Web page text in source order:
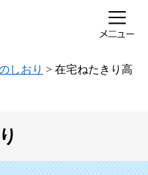
しおり > 在宅ねたきり高